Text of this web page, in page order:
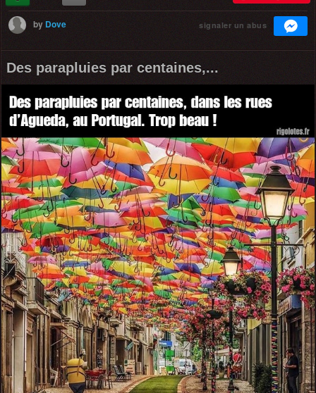
byDove signaler un abus
Des parapluies par centaines,...